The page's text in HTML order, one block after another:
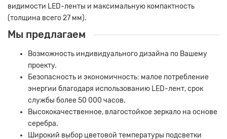
видимости LED-ленты и максимальную компактность
(толщина всего 27 мм).
Мы предлагаем
Возможность индивидуального дизайна по Вашему
проекту.
Безопасность и экономичность: малое потребление
энергии благодаря использованию LED-лент, срок
службы более 50 000 часов.
Высококачественное, влагостойкое зеркало на основе
серебра.
Широкий выбор цветовой температуры подсветки